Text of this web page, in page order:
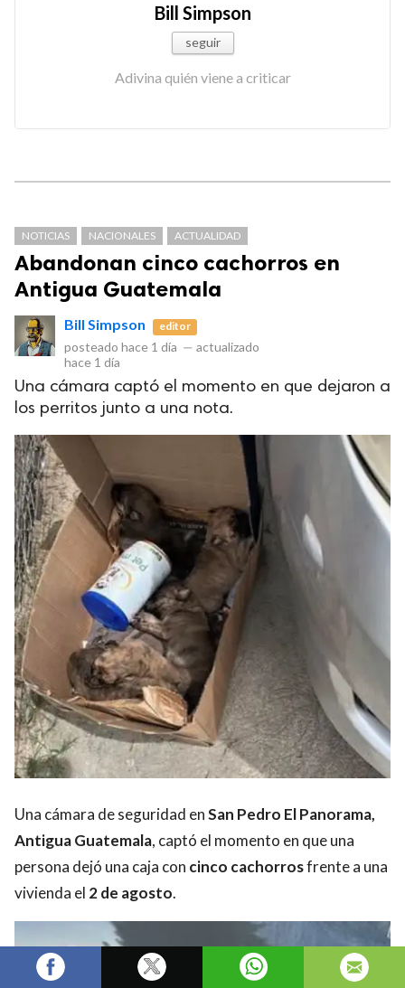
Bill Simpson
seguir
Adivina quién viene a criticar
NOTICIAS NACIONALES ACTUALIDAD
Abandonan cinco cachorros en
Antigua Guatemala
Bill Simpson editor
posteado hace 1 día — actualizado
hace 1 día
Una cámara captó el momento en que dejaron a
los perritos junto a una nota.
Una cámara de seguridad enSan Pedro El Panorama,
Antigua Guatemala, captó el momento en que una
persona dejó una caja con cinco cachorrosfrente a una
vivienda el 2 de agosto.